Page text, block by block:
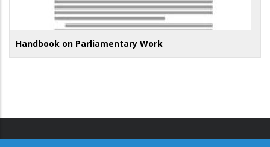
Handbook on Parliamentary Work